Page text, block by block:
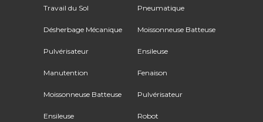
Travail du Sol
Désherbage Mécanique
Pulvérisateur
Manutention
Moissonneuse Batteuse
Ensileuse
Pneumatique
Moissonneuse Batteuse
Ensileuse
Fenaison
Pulvérisateur
Robot